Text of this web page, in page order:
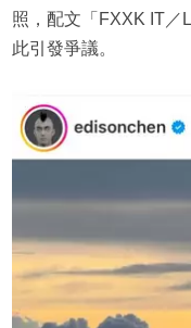
照，配文「FXXK IT／
此引發爭議。